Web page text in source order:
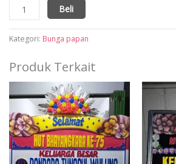
Kuantitas
Bunga
papan
duka
warna
biru
kuning
Beli
Kategori: Bunga papan
Produk Terkait